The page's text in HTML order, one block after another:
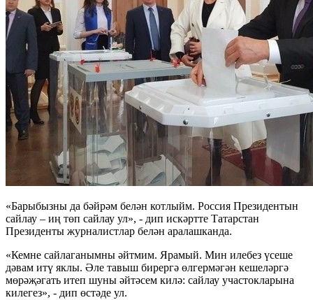
«Барыбызны да бәйрәм белән котлыйм. Россия Президентын
сайлау – иң төп сайлау ул», - дип искәртте Татарстан
Президенты журналистлар белән аралашканда.
«Кемне сайлаганымны әйтмим. Ярамый. Мин илебез үсеше
дәвам итү яклы. Әле тавыш бирергә өлгермәгән кешеләргә
мөрәҗәгать итеп шуны әйтәсем килә: сайлау участокларына
килегез», - дип өстәде ул.